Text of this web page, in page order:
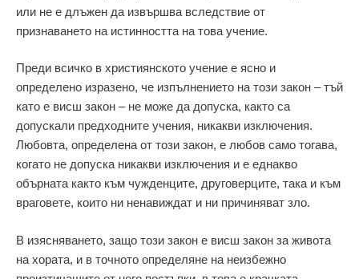
или не е длъжен да извършва вследствие от
признаването на истинността на това учение.
Преди всичко в християнското учение е ясно и
определено изразено, че изпълнението на този закон – тъй
като е висш закон – не може да допуска, както са
допускали предходните учения, никакви изключения.
Любовта, определена от този закон, е любов само тогава,
когато не допуска никакви изключения и е еднакво
обърната както към чужденците, друговерците, така и към
враговете, които ни ненавиждат и ни причиняват зло.
В изясняването, защо този закон е висш закон за живота
на хората, и в точното определяне на неизбежно